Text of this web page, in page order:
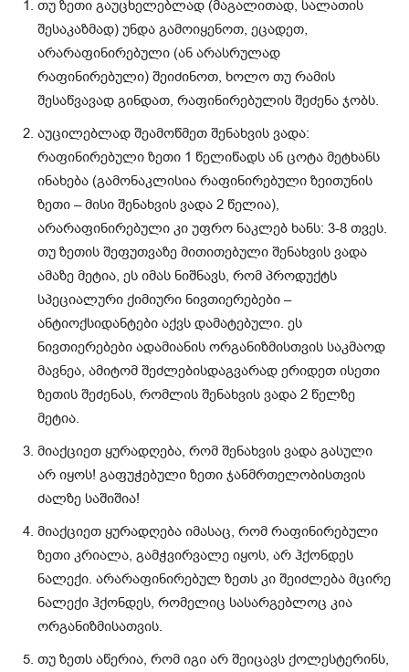
თუ ზეთი გაუცხელებლად (მაგალითად, სალათის
შესაკაზმად) უნდა გამოიყენოთ, ეცადეთ,
არარაფინირებული (ან არასრულად
რაფინირებული) შეიძინოთ, ხოლო თუ რამის
შესაწვავად გინდათ, რაფინირებულის შეძენა ჯობს.
აუცილებლად შეამოწმეთ შენახვის ვადა:
რაფინირებული ზეთი 1 წელიწადს ან ცოტა მეტხანს
ინახება (გამონაკლისია რაფინირებული ზეითუნის
ზეთი – მისი შენახვის ვადა 2 წელია),
არარაფინირებული კი უფრო ნაკლებ ხანს: 3-8 თვეს.
თუ ზეთის შეფუთვაზე მითითებული შენახვის ვადა
ამაზე მეტია, ეს იმას ნიშნავს, რომ პროდუქტს
სპეციალური ქიმიური ნივთიერებები –
ანტიოქსიდანტები აქვს დამატებული. ეს
ნივთიერებები ადამიანის ორგანიზმისთვის საკმაოდ
მავნეა, ამიტომ შეძლებისდაგვარად ერიდეთ ისეთი
ზეთის შეძენას, რომლის შენახვის ვადა 2 წელზე
მეტია.
მიაქციეთ ყურადღება, რომ შენახვის ვადა გასული
არ იყოს! გაფუჭებული ზეთი ჯანმრთელობისთვის
ძალზე საშიშია!
მიაქციეთ ყურადღება იმასაც, რომ რაფინირებული
ზეთი კრიალა, გამჭვირვალე იყოს, არ ჰქონდეს
ნალექი. არარაფინირებულ ზეთს კი შეიძლება მცირე
ნალექი ჰქონდეს, რომელიც სასარგებლოც კია
ორგანიზმისათვის.
თუ ზეთს აწერია, რომ იგი არ შეიცავს ქოლესტერინს,